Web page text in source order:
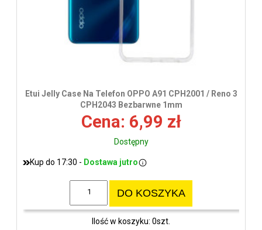
Etui Jelly Case Na Telefon OPPO A91 CPH2001 / Reno 3
CPH2043 Bezbarwne 1mm
Cena: 6,99 zł
Dostępny
Kup do 17:30 - Dostawa jutro
DO KOSZYKA
Ilość w koszyku: 0szt.